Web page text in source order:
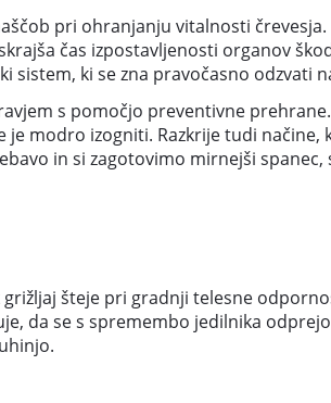
pri ohranjanju vitalnosti črevesja.
čas izpostavljenosti organov
ki se zna pravočasno odzvati
s pomočjo preventivne
modro izogniti. Razkrije tudi
in si zagotovimo mirnejši
šteje pri gradnji telesne
da se s spremembo jedilnika